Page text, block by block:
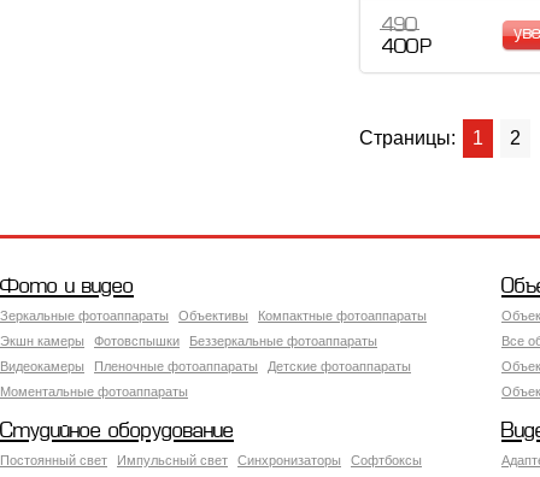
490
400 Р
Страницы: 1 2
Фото и видео
Зеркальные фотоаппараты Объективы
Компактные фотоаппараты
Экшн камеры
Фотовспышки
Беззеркальные фотоаппараты
Видеокамеры
Пленочные фотоаппараты
Детские фотоаппараты
Моментальные фотоаппараты
Все
Студийное оборудование
Постоянный свет Импульсный свет Синхронизаторы
Софтбоксы